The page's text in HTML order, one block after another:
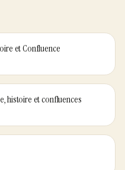
et Confluence
histoire et confluences